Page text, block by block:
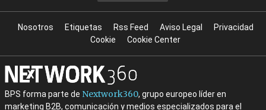
Nosotros Etiquetas Rss Feed Aviso Legal
Privacidad
Cookie
Cookie Center
BPS forma parte de Nextwork360, grupo europeo líder en
marketing B2B, comunicación y medios especializados para el